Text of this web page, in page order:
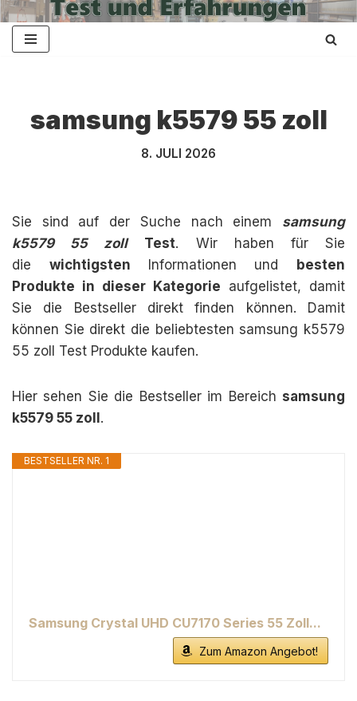
Zum
samsung k5579 55 zoll
8. JULI 2026
Sie sind auf der Suche nach einem samsung
k5579 55 zoll
Test. Wir haben für Sie
die wichtigsten Informationen und
besten
Produkte in dieser Kategorie aufgelistet, damit
Sie die Bestseller direkt finden können. Damit
können Sie direkt die beliebtesten samsung k5579
55 zoll Test Produkte kaufen.
Hier sehen Sie die Bestseller im Bereich samsung
k5579 55 zoll .
BESTSELLER NR. 1
Samsung Crystal UHD CU7170 Series 55 Zoll...
Zum Amazon Angebot!